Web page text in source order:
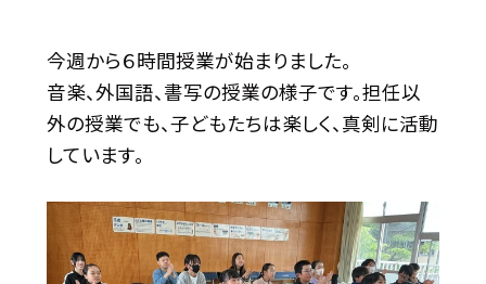
今週から６時間授業が始まりました。
音楽、外国語、書写の授業の様子です。担任以
外の授業でも、子どもたちは楽しく、真剣に活動
しています。